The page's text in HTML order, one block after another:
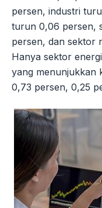
persen, industri
turun 0,06 persen,
persen, dan sektor
Hanya sektor
yang menunjukkan
0,73 persen, 0,25